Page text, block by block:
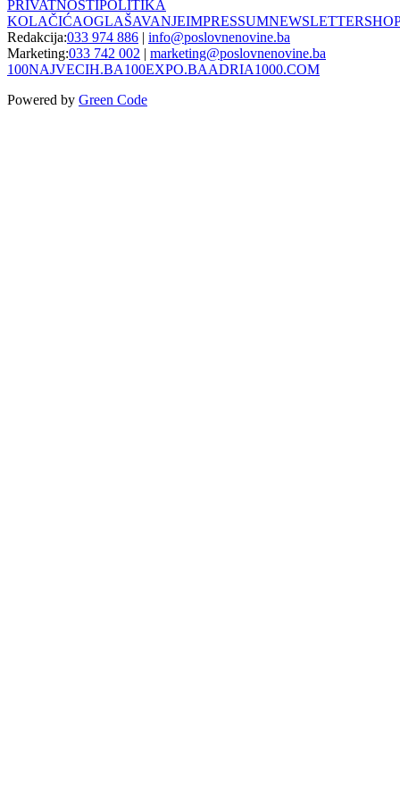
PRIVATNOSTIPOLITIKA
KOLAČIĆAOGLAŠAVANJEIMPRESSUMNEWSLETTER
Redakcija:033 974 886 | info@poslovnenovine.ba
Marketing:033 742 002 | marketing@poslovnenovine.ba
100NAJVECIH.BA100EXPO.BAADRIA1000.COM
Powered by Green Code